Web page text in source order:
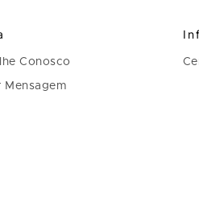
Conosco
Mensagem